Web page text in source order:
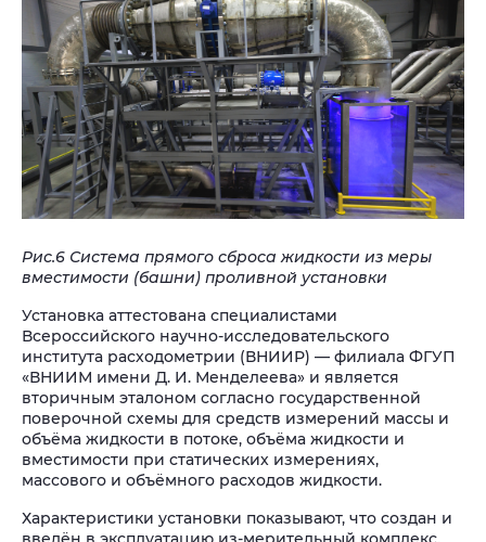
Рис.6 Система прямого сброса жидкости из меры
вместимости (башни) проливной установки
Установка аттестована специалистами
Всероссийского научно-исследовательского
института расходометрии (ВНИИР) — филиала ФГУП
«ВНИИМ имени Д. И. Менделеева» и является
вторичным эталоном согласно государственной
поверочной схемы для средств измерений массы и
объёма жидкости в потоке, объёма жидкости и
вместимости при статических измерениях,
массового и объёмного расходов жидкости.
Характеристики установки показывают, что создан и